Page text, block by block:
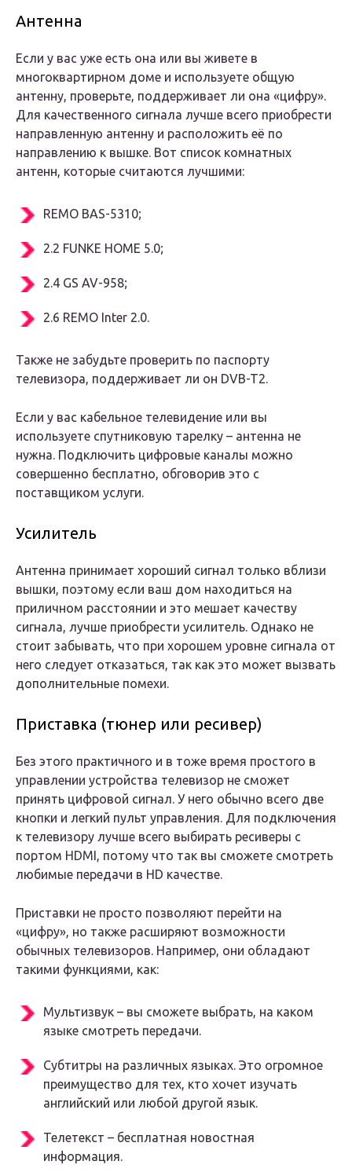
Антенна
Если у вас уже есть она или вы живете в
многоквартирном доме и используете общую
антенну, проверьте, поддерживает ли она «цифру».
Для качественного сигнала лучше всего приобрести
направленную антенну и расположить её по
направлению к вышке. Вот список комнатных
антенн, которые считаются лучшими:
REMO BAS-5310;
2.2 FUNKE HOME 5.0;
2.4 GS AV-958;
2.6 REMO Inter 2.0.
Также не забудьте проверить по паспорту
телевизора, поддерживает ли он DVB-T2.
Если у вас кабельное телевидение или вы
используете спутниковую тарелку – антенна не
нужна. Подключить цифровые каналы можно
совершенно бесплатно, обговорив это с
поставщиком услуги.
Усилитель
Антенна принимает хороший сигнал только вблизи
вышки, поэтому если ваш дом находиться на
приличном расстоянии и это мешает качеству
сигнала, лучше приобрести усилитель. Однако не
стоит забывать, что при хорошем уровне сигнала от
него следует отказаться, так как это может вызвать
дополнительные помехи.
Приставка (тюнер или ресивер)
Без этого практичного и в тоже время простого в
управлении устройства телевизор не сможет
принять цифровой сигнал. У него обычно всего две
кнопки и легкий пульт управления. Для подключения
к телевизору лучше всего выбирать ресиверы с
портом HDMI, потому что так вы сможете смотреть
любимые передачи в HD качестве.
Приставки не просто позволяют перейти на
«цифру», но также расширяют возможности
обычных телевизоров. Например, они обладают
такими функциями, как:
Мультизвук – вы сможете выбрать, на каком
языке смотреть передачи.
Субтитры на различных языках. Это огромное
преимущество для тех, кто хочет изучать
английский или любой другой язык.
Телетекст – бесплатная новостная
информация.